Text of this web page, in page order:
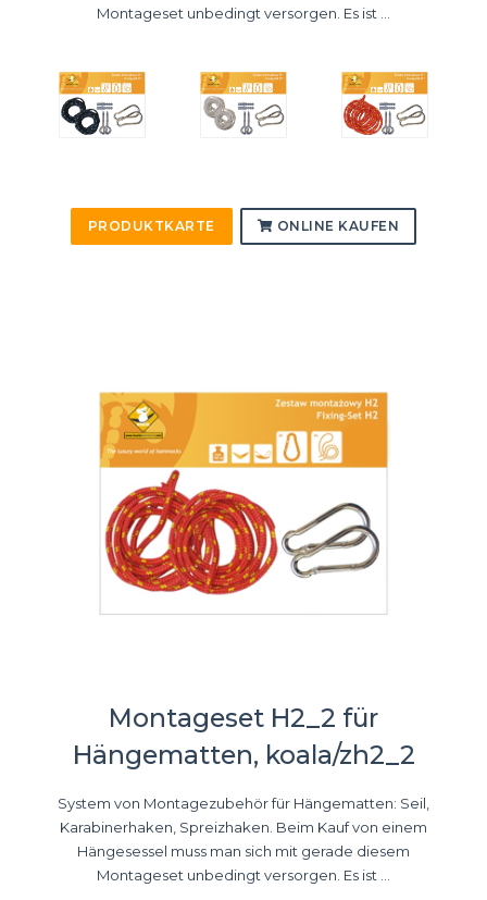
Montageset unbedingt versorgen. Es ist ...
PRODUKTKARTE ONLINE KAUFEN
Montageset H2_2 für
Hängematten, koala/zh2_2
System von Montagezubehör für Hängematten: Seil,
Karabinerhaken, Spreizhaken. Beim Kauf von einem
Hängesessel muss man sich mit gerade diesem
Montageset unbedingt versorgen. Es ist ...